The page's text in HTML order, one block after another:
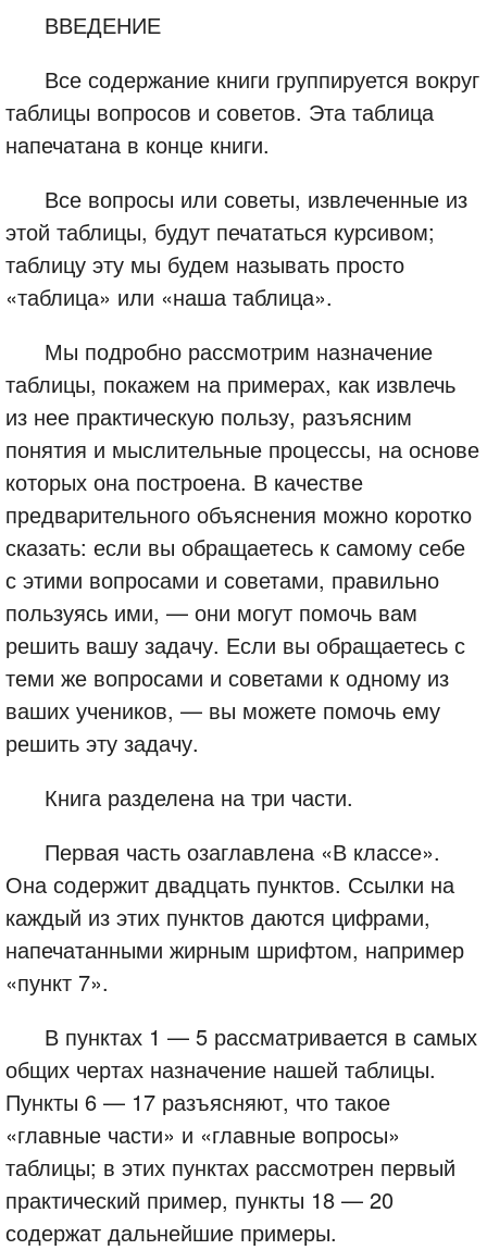
ВВЕДЕНИЕ
Все содержание книги группируется вокруг
таблицы вопросов и советов. Эта таблица
напечатана в конце книги.
Все вопросы или советы, извлеченные из
этой таблицы, будут печататься курсивом;
таблицу эту мы будем называть просто
«таблица» или «наша таблица».
Мы подробно рассмотрим назначение
таблицы, покажем на примерах, как извлечь
из нее практическую пользу, разъясним
понятия и мыслительные процессы, на основе
которых она построена. В качестве
предварительного объяснения можно коротко
сказать: если вы обращаетесь к самому себе
с этими вопросами и советами, правильно
пользуясь ими, — они могут помочь вам
решить вашу задачу. Если вы обращаетесь с
теми же вопросами и советами к одному из
ваших учеников, — вы можете помочь ему
решить эту задачу.
Книга разделена на три части.
Первая часть озаглавлена «В классе».
Она содержит двадцать пунктов. Ссылки на
каждый из этих пунктов даются цифрами,
напечатанными жирным шрифтом, например
«пункт 7».
В пунктах 1 — 5 рассматривается в самых
общих чертах назначение нашей таблицы.
Пункты 6 — 17 разъясняют, что такое
«главные части» и «главные вопросы»
таблицы; в этих пунктах рассмотрен первый
практический пример, пункты 18 — 20
содержат дальнейшие примеры.